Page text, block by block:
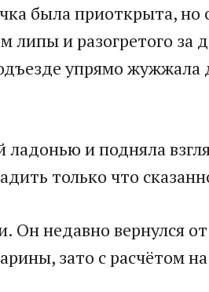
была приоткрыта, но
и разогретого за
упрямо жужжала
и подняла
только что
Он недавно вернулся
зато с расчётом